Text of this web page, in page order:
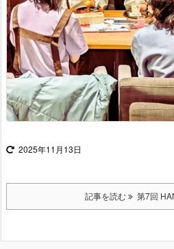
2025年11月13日
記事を読む 第7回